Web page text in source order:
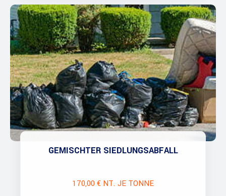
GEMISCHTER SIEDLUNGSABFALL
170,00 € NT. JE TONNE